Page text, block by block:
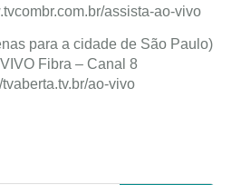
assista-ao-vivo
para a cidade de São Paulo)
Fibra – Canal 8
ao-vivo